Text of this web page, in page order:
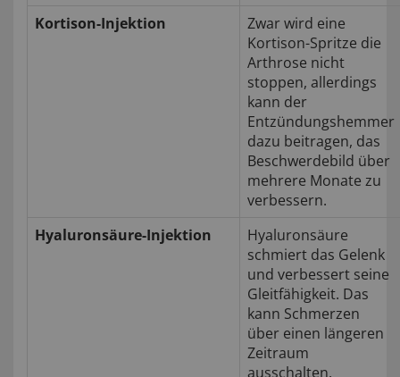
Kortison-Injektion
Zwar wird eine
Kortison-Spritze die
Arthrose nicht
stoppen, allerdings
kann der
Entzündungshemmer
dazu beitragen, das
Beschwerdebild über
mehrere Monate zu
verbessern.
Hyaluronsäure-Injektion
Hyaluronsäure
schmiert das Gelenk
und verbessert seine
Gleitfähigkeit. Das
kann Schmerzen
über einen längeren
Zeitraum
ausschalten.